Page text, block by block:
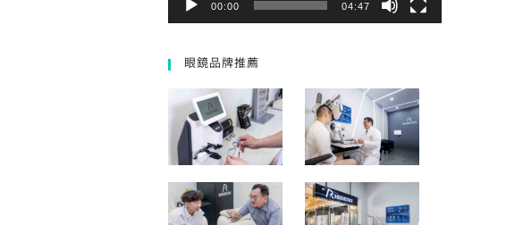
00:00 04:47
眼鏡品牌推薦